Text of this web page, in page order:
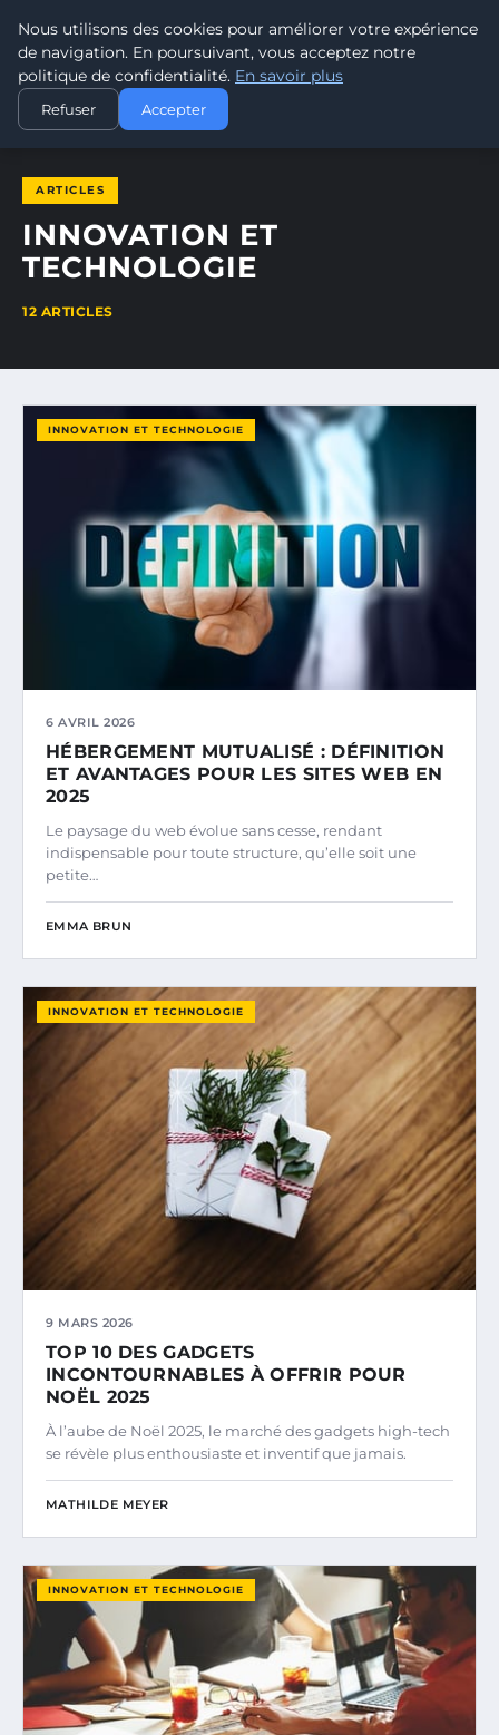
LEAD REVOLUTION
ACCUEIL INNOVATION ET TECHNOLOGIE
ARTICLES
INNOVATION ET
TECHNOLOGIE
12 ARTICLES
INNOVATION ET TECHNOLOGIE
6 AVRIL 2026
HÉBERGEMENT MUTUALISÉ : DÉFINITION
ET AVANTAGES POUR LES SITES WEB EN
2025
Le paysage du web évolue sans cesse, rendant
indispensable pour toute structure, qu’elle soit une
petite…
EMMA BRUN
INNOVATION ET TECHNOLOGIE
9 MARS 2026
TOP 10 DES GADGETS
INCONTOURNABLES À OFFRIR POUR
NOËL 2025
À l’aube de Noël 2025, le marché des gadgets high-tech
se révèle plus enthousiaste et inventif que jamais.
MATHILDE MEYER
INNOVATION ET TECHNOLOGIE
Nous utilisons des cookies pour améliorer votre expérience
de navigation. En poursuivant, vous acceptez notre
politique de confidentialité. En savoir plus
Refuser Accepter